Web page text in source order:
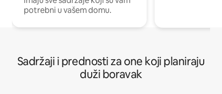
potrebni u vašem domu.
Sadržaji i prednosti za one koji planiraju
duži boravak